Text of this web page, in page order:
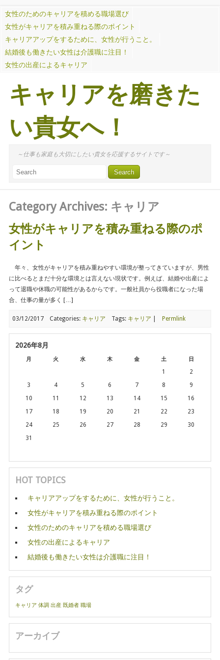
女性のためのキャリアを積める職場選び
女性がキャリアを積み重ねる際のポイント
キャリアアップをするために、女性が行うこと。
結婚後も働きたい女性は介護職に注目！
女性の出産によるキャリア
キャリアを磨きた
い貴女へ！
～仕事も家庭も大切にしたい貴女を応援するサイトです～
Category Archives: キャリア
女性がキャリアを積み重ねる際のポ
イント
年々、女性がキャリアを積み重ねやすい環境が整ってきていますが、男性
に比べるとまだ十分な環境とは言えない現状です。例えば、結婚や出産によ
って退職や休職の可能性があるからです。一般社員から役職者になった場
合、仕事の量が多く […]
03/12/2017 Categories: キャリア Tags: キャリア Permlink
2026年8月
月 火 水 木 金 土 日
1
2
3
4 5 6 7 8
9
10
11 12 13 14 15
16
17
18 19 20 21 22
23
24
25 26 27 28 29
30
31
HOT TOPICS
キャリアアップをするために、女性が行うこと。
女性がキャリアを積み重ねる際のポイント
女性のためのキャリアを積める職場選び
女性の出産によるキャリア
結婚後も働きたい女性は介護職に注目！
タグ
キャリア 体調 出産 既婚者 職場
アーカイブ